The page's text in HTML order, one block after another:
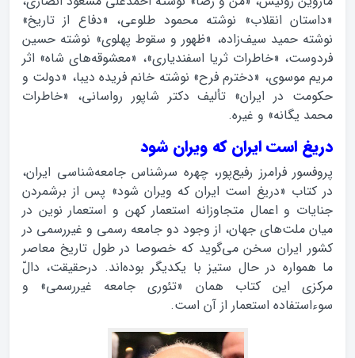
«داستان انقلاب» نوشته محمود طلوعی، «دفاع از تاریخ»
نوشته حمید سیف‌زاده، «ظهور و سقوط پهلوی» نوشته حسین
فردوست، «خاطرات ثریا اسفندیاری»، «معشوقه‌های شاه» اثر
مریم موسوی، «دخترم فرح» نوشته خانم فریده دیبا، «دولت و
حکومت در ایران» تألیف دکتر شاپور رواسانی، «خاطرات
محمد یگانه» و غیره.
دریغ است ایران که ویران شود
پروفسور فرامرز رفیع‌پور، چهره سرشناس جامعه‌شناسی ایران،
در کتاب «دریغ است ایران که ویران شود» پس از برشمردن
جنایات و اعمال متجاوزانه استعمار کهن و استعمار نوین در
میان ملت‌های جهان، از وجود دو جامعه رسمی و غیررسمی در
کشور ایران سخن می‌گوید که خصوصا در طول تاریخ معاصر
ما همواره در حال ستیز با یکدیگر بوده‌اند. درحقیقت، دالّ
مرکزی این کتاب همان «تئوری جامعه غیررسمی» و
سوءاستفاده استعمار از آن است.